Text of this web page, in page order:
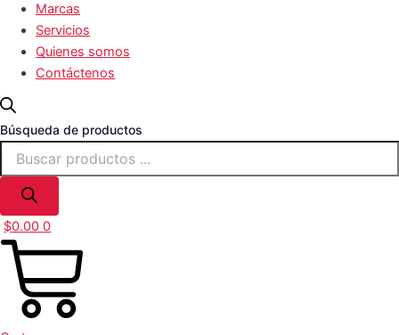
Marcas
Servicios
Quienes somos
Contáctenos
Búsqueda de productos
$0.00 0